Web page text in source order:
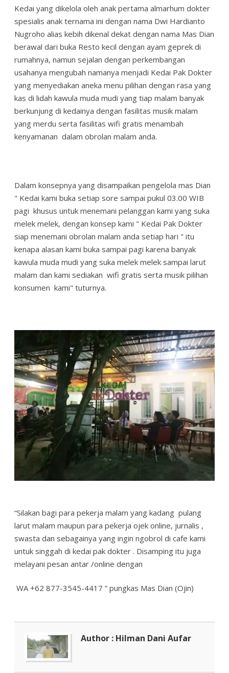
Kedai yang dikelola oleh anak pertama almarhum dokter
spesialis anak ternama ini dengan nama Dwi Hardianto
Nugroho alias kebih dikenal dekat dengan nama Mas Dian
berawal dari buka Resto kecil dengan ayam geprek di
rumahnya, namun sejalan dengan perkembangan
usahanya mengubah namanya menjadi Kedai Pak Dokter
yang menyediakan aneka menu pilihan dengan rasa yang
kas di lidah kawula muda mudi yang tiap malam banyak
berkunjung di kedainya dengan fasilitas musik malam
yang merdu serta fasilitas wifi gratis menambah
kenyamanan dalam obrolan malam anda.
Dalam konsepnya yang disampaikan pengelola mas Dian
" Kedai kami buka setiap sore sampai pukul 03.00 WIB
pagi khusus untuk menemani pelanggan kami yang suka
melek melek, dengan konsep kami " Kedai Pak Dokter
siap menemani obrolan malam anda setiap hari " itu
kenapa alasan kami buka sampai pagi karena banyak
kawula muda mudi yang suka melek melek sampai larut
malam dan kami sediakan wifi gratis serta musik pilihan
konsumen kami" tuturnya.
“Silakan bagi para pekerja malam yang kadang pulang
larut malam maupun para pekerja ojek online, jurnalis ,
swasta dan sebagainya yang ingin ngobrol di cafe kami
untuk singgah di kedai pak dokter . Disamping itu juga
melayani pesan antar /online dengan
WA +62 877-3545-4417 “ pungkas Mas Dian (Ojin)
Author : Hilman Dani Aufar